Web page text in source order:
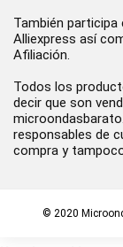
También participa
Alliexpress así
Afiliación.
Todos los
decir que son
responsables de
compra y
© 2020